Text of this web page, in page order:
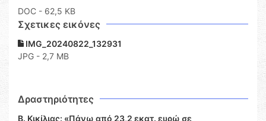
DOC - 62,5 KB
Σχετικες εικόνες
IMG_20240822_132931
JPG - 2,7 MB
Δραστηριότητες
Β. Κικίλιας: «Πάνω από 23,2 εκατ. ευρώ σε